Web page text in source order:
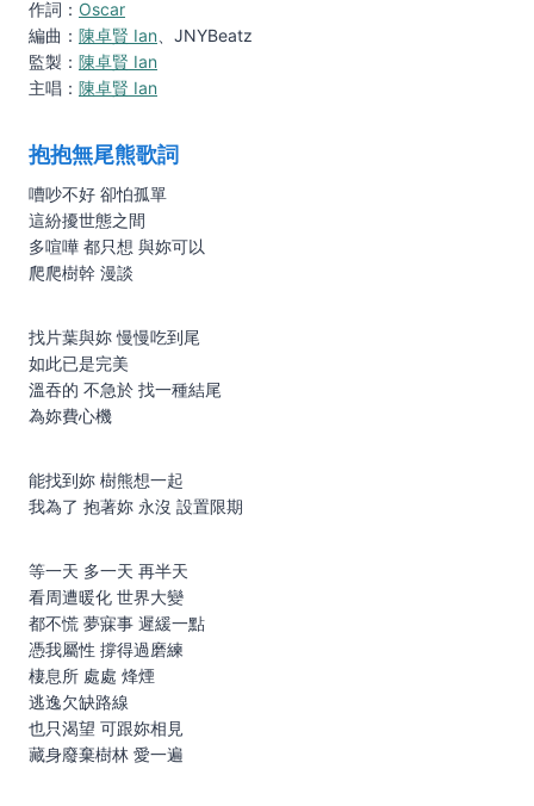
作詞： Oscar
編曲： 陳卓賢 Ian 、JNYBeatz
監製： 陳卓賢 Ian
主唱： 陳卓賢 Ian
抱抱無尾熊歌詞
嘈吵不好 卻怕孤單
這紛擾世態之間
多喧嘩 都只想 與妳可以
爬爬樹幹 漫談
找片葉與妳 慢慢吃到尾
如此已是完美
溫吞的 不急於 找一種結尾
為妳費心機
能找到妳 樹熊想一起
我為了 抱著妳 永沒 設置限期
等一天 多一天 再半天
看周遭暖化 世界大變
都不慌 夢寐事 遲緩一點
憑我屬性 撐得過磨練
棲息所 處處 烽煙
逃逸欠缺路線
也只渴望 可跟妳相見
藏身廢棄樹林 愛一遍